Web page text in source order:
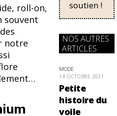
roll-on,
souvent
notre
soutien !
NOS AUTRES
ARTICLES
MODE
14 OCTOBRE 2021
Petite
histoire du
voile